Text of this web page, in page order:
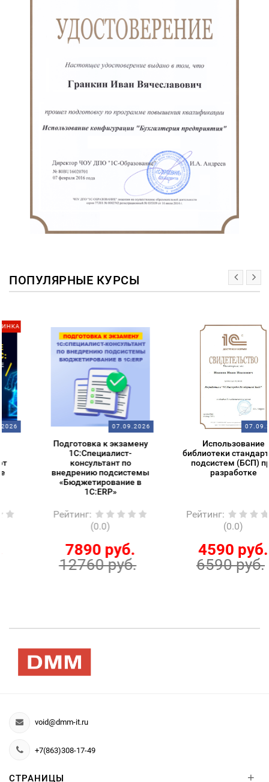
ПОПУЛЯРНЫЕ КУРСЫ
07.09.2026
Подготовка к экзамену
1С:Специалист-
консультант по
внедрению подсистемы
«Бюджетирование в
Рейтинг:
7890 руб.
12760 руб.
07.09.2026
Использование
библиотеки стандартных
подсистем (БСП) при
разработке
Рейтинг:
4590 руб.
6590 руб.
void@dmm-it.ru
+7(863)308-17-49
СТРАНИЦЫ +